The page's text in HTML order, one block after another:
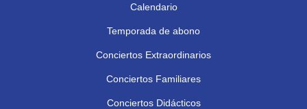
Calendario
Temporada de abono
Conciertos Extraordinarios
Conciertos Familiares
Conciertos Didácticos